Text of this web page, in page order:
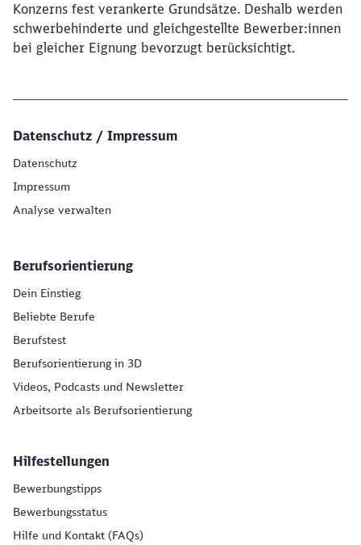
Konzerns fest verankerte Grundsätze. Deshalb werden
schwerbehinderte und gleichgestellte Bewerber:innen
bei gleicher Eignung bevorzugt berücksichtigt.
Datenschutz / Impressum
Datenschutz
Impressum
Analyse verwalten
Berufsorientierung
Dein Einstieg
Beliebte Berufe
Berufstest
Berufsorientierung in 3D
Videos, Podcasts und Newsletter
Arbeitsorte als Berufsorientierung
Hilfestellungen
Bewerbungstipps
Bewerbungsstatus
Hilfe und Kontakt (FAQs)